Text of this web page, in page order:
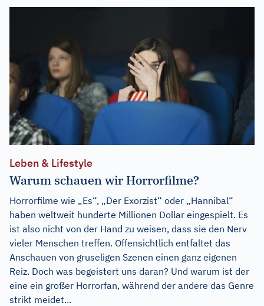
Leben & Lifestyle
Warum schauen wir Horrorfilme?
Horrorfilme wie „Es“, „Der Exorzist“ oder „Hannibal“
haben weltweit hunderte Millionen Dollar eingespielt. Es
ist also nicht von der Hand zu weisen, dass sie den Nerv
vieler Menschen treffen. Offensichtlich entfaltet das
Anschauen von gruseligen Szenen einen ganz eigenen
Reiz. Doch was begeistert uns daran? Und warum ist der
eine ein großer Horrorfan, während der andere das Genre
strikt meidet...